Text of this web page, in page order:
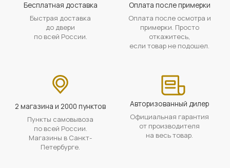
Бесплатная доставка
Быстрая доставка
до двери
по всей России.
Оплата после примерки
Оплата после осмотра и
примерки. Просто
откажитесь,
если товар не подошел.
2 магазина и 2000 пунктов
Пункты самовывоза
по всей России.
Магазины в Санкт-
Петербурге.
Авторизованный дилер
Официальная гарантия
от производителя
на весь товар.